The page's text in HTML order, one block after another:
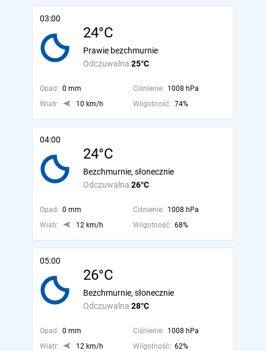
03:00
24°C
Odczuwalna 25°C
Prawie bezchmurnie
Opad: 0 mm Ciśnienie: 1008 hPa
Wiatr:
10 km/h Wilgotność: 74%
04:00
24°C
Odczuwalna 26°C
Bezchmurnie, słonecznie
Opad: 0 mm Ciśnienie: 1008 hPa
Wiatr:
12 km/h Wilgotność: 68%
05:00
26°C
Odczuwalna 28°C
Bezchmurnie, słonecznie
Opad: 0 mm Ciśnienie: 1008 hPa
Wiatr:
12 km/h Wilgotność: 62%